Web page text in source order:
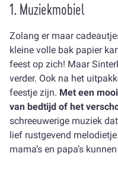
1. Muziekmobiel
Zolang er maar
kleine volle bak papier
feest op zich! Maar
verder. Ook na het
feestje zijn. Met een
van bedtijd of het
schreeuwerige muziek
lief rustgevend
mama’s en papa’s